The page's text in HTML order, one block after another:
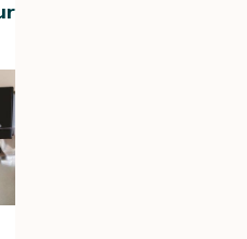
et le réservoir